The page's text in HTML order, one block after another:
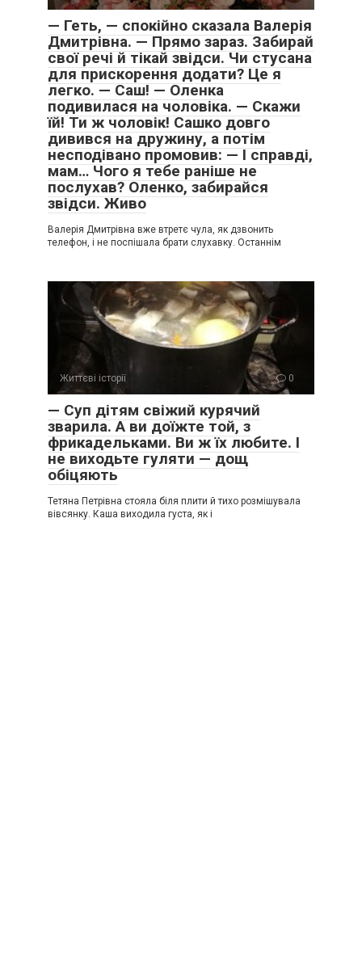
— Геть, — спокійно сказала Валерія
Дмитрівна. — Прямо зараз. Забирай
свої речі й тікай звідси. Чи стусана
для прискорення додати? Це я
легко. — Саш! — Оленка
подивилася на чоловіка. — Скажи
їй! Ти ж чоловік! Сашко довго
дивився на дружину, а потім
несподівано промовив: — І справді,
мам… Чого я тебе раніше не
послухав? Оленко, забирайся
звідси. Живо
Валерія Дмитрівна вже втретє чула, як дзвонить
телефон, і не поспішала брати слухавку. Останнім
Життєві історії 0
— Суп дітям свіжий курячий
зварила. А ви доїжте той, з
фрикадельками. Ви ж їх любите. І
не виходьте гуляти — дощ
обіцяють
Тетяна Петрівна стояла біля плити й тихо розмішувала
вівсянку. Каша виходила густа, як і